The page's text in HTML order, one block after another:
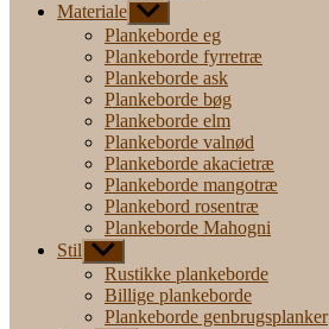
Materiale Vis
undermenu
Plankeborde eg
Plankeborde fyrretræ
Plankeborde ask
Plankeborde bøg
Plankeborde elm
Plankeborde valnød
Plankeborde akacietræ
Plankeborde mangotræ
Plankebord rosentræ
Plankeborde Mahogni
Stil Vis
undermenu
Rustikke plankeborde
Billige plankeborde
Plankeborde genbrugsplanker